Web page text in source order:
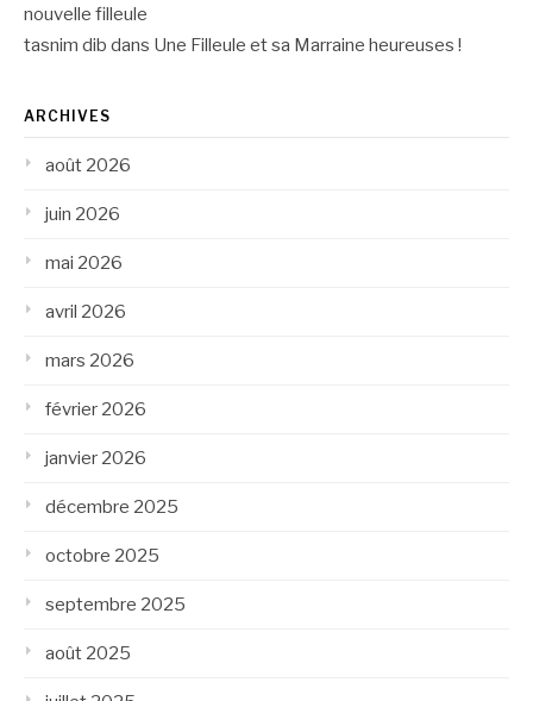
nouvelle filleule
tasnim dib dans Une Filleule et sa Marraine heureuses !
ARCHIVES
août 2026
juin 2026
mai 2026
avril 2026
mars 2026
février 2026
janvier 2026
décembre 2025
octobre 2025
septembre 2025
août 2025